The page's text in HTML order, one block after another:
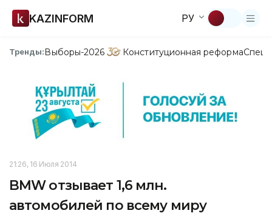
KAZINFORM РУ
Тренды:Выборы-2026 Конституционная реформа
21:26, 16 Июля 2014
BMW отзывает 1,6 млн.
автомобилей по всему миру